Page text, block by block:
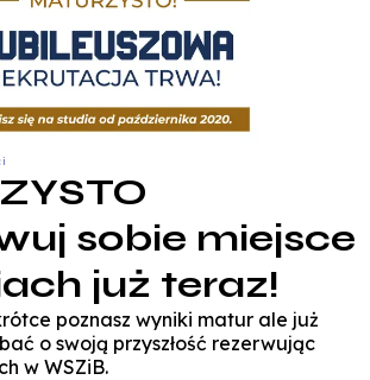
sobie miejsce
już teraz!
poznasz wyniki matur ale już
o swoją przyszłość rezerwując
w WSZiB.